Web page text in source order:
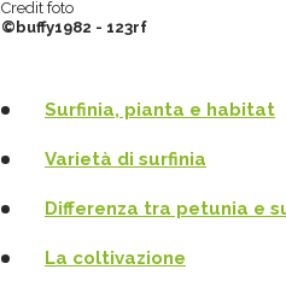
Credit foto
©buffy1982 - 123rf
Surfinia, pianta e habitat
Varietà di surfinia
Differenza tra petunia e
La coltivazione